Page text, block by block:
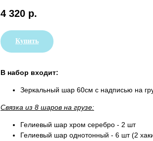
4 320 р.
Купить
В набор входит:
Зеркальный шар 60см с надписью на
Связка из 8 шаров на грузе:
Гелиевый шар хром серебро - 2 шт
Гелиевый шар однотонный - 6 шт (2